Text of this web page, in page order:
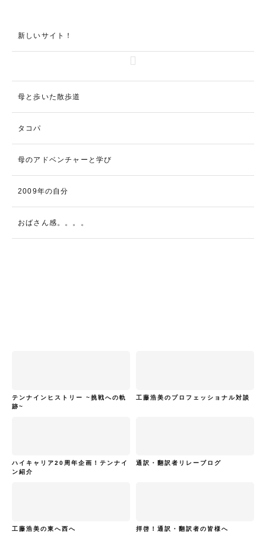
新しいサイト！
母と歩いた散歩道
タコパ
母のアドベンチャーと学び
2009年の自分
おばさん感。。。。
テンナインヒストリー ~挑戦への軌
跡~
工藤浩美のプロフェッショナル対談
ハイキャリア20周年企画！テンナイ
ン紹介
通訳・翻訳者リレーブログ
工藤浩美の東へ西へ 拝啓！通訳・翻訳者の皆様へ